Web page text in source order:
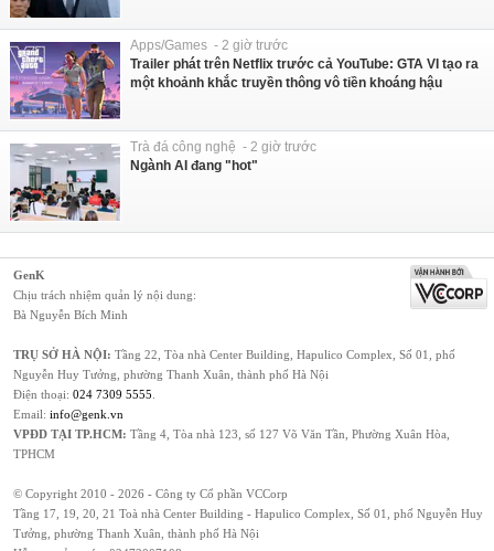
Apps/Games - 2 giờ trước
Trailer phát trên Netflix trước cả YouTube: GTA VI tạo ra
một khoảnh khắc truyền thông vô tiền khoáng hậu
Trà đá công nghệ - 2 giờ trước
Ngành AI đang "hot"
GenK
Chịu trách nhiệm quản lý nội dung:
Bà Nguyễn Bích Minh
TRỤ SỞ HÀ NỘI: Tầng 22, Tòa nhà Center Building, Hapulico Complex, Số 01, phố
Nguyễn Huy Tưởng, phường Thanh Xuân, thành phố Hà Nội
Điện thoại: 024 7309 5555
Email: info@genk.vn
VPĐD TẠI TP.HCM: Tầng 4, Tòa nhà 123, số 127 Võ Văn Tần, Phường Xuân Hòa,
TPHCM
© Copyright 2010 - 2026 - Công ty Cổ phần VCCorp
Tầng 17, 19, 20, 21 Toà nhà Center Building - Hapulico Complex, Số 01, phố Nguyễn Huy
Tưởng, phường Thanh Xuân, thành phố Hà Nội